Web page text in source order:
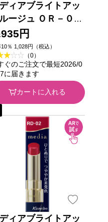
ィアブライトアッ
ージュ ＯＲ－０１
ボウ化粧品
935円
％ 1,028円（税込）
（0）
ぐのご注文で最短2026/0
に届きます
カートに入れる
ィアブライトアッ